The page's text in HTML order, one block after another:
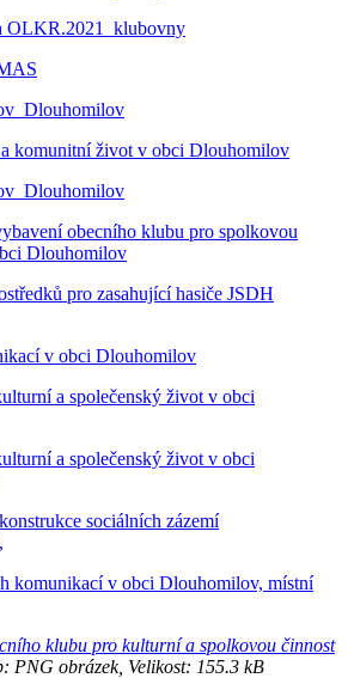
OLKR.2021_klubovny
komunitní život v obci Dlouhomilov
obecního klubu pro spolkovou
Dlouhomilov
pro zasahující hasiče JSDH
v obci Dlouhomilov
a společenský život v obci
a společenský život v obci
sociálních zázemí
komunikací v obci Dlouhomilov, místní
klubu pro kulturní a spolkovou činnost
PNG obrázek, Velikost: 155.3 kB